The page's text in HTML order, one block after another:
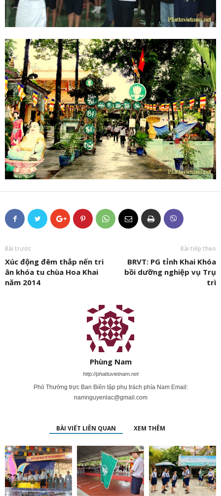
Bài trước
Xúc động đêm thắp nến tri
ân khóa tu chùa Hoa Khai
năm 2014
Bài tiếp theo
BRVT: PG tỉnh Khai Khóa
bồi dưỡng nghiệp vụ Trụ
trì
Phùng Nam
http://phattuvietnam.net
Phó Thường trực Ban Biên tập phụ trách phía Nam Email:
namnguyenlac@gmail.com
BÀI VIẾT LIÊN QUAN XEM THÊM